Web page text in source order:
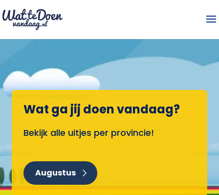
Wat ga jij doen vandaag?
Bekijk alle uitjes per provincie!
Augustus